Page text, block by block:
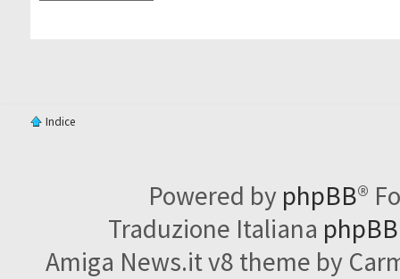
Indice
Powered by phpBB®
Traduzione Italiana
Amiga News.it v8 theme by